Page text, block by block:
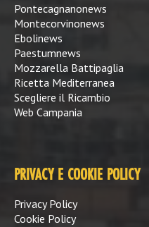
Pontecagnanonews
Montecorvinonews
Ebolinews
Paestumnews
Mozzarella Battipaglia
Ricetta Mediterranea
Scegliere il Ricambio
Web Campania
PRIVACY E COOKIE POLICY
Privacy Policy
Cookie Policy